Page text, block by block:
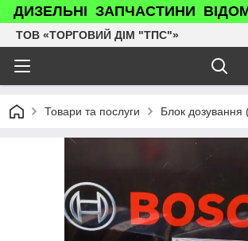
ДИЗЕЛЬНІ ЗАПЧАСТИНИ
ТОВ «ТОРГОВИЙ ДІМ "ТПС"»
Товари та послуги Блок дозування